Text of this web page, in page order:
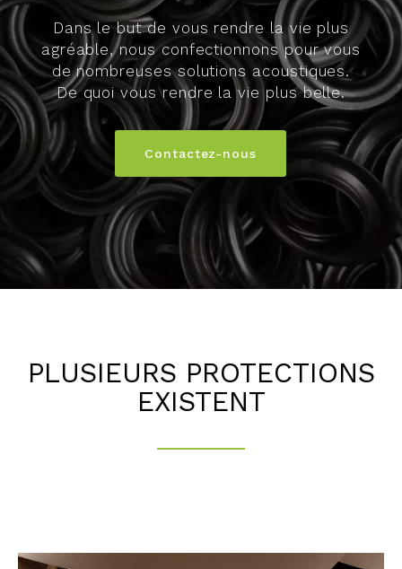
Dans le but de vous rendre la vie plus
agréable, nous confectionnons pour vous
de nombreuses solutions acoustiques.
De quoi vous rendre la vie plus belle.
Contactez-nous
PLUSIEURS PROTECTIONS
EXISTENT